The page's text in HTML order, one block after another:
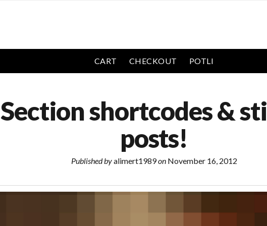
CART CHECKOUT POTLI
Section shortcodes &
posts!
Published byalimert1989onNovember 16, 2012